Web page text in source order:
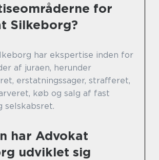
for
Silkeborg?
har ekspertise inden for
af juraen, herunder
erstatningssager, strafferet,
køb og salg af fast
selskabsret.
har Advokat
udviklet sig